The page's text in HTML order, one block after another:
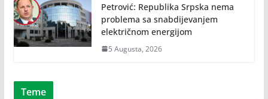
Petrović: Republika Srpska nema
problema sa snabdijevanjem
električnom energijom
5 Augusta, 2026
Teme